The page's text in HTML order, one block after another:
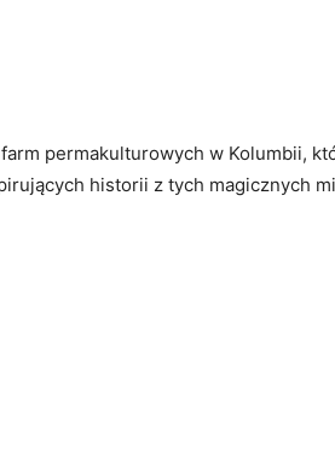
permakulturowych w Kolumbii,
historii z tych magicznych​